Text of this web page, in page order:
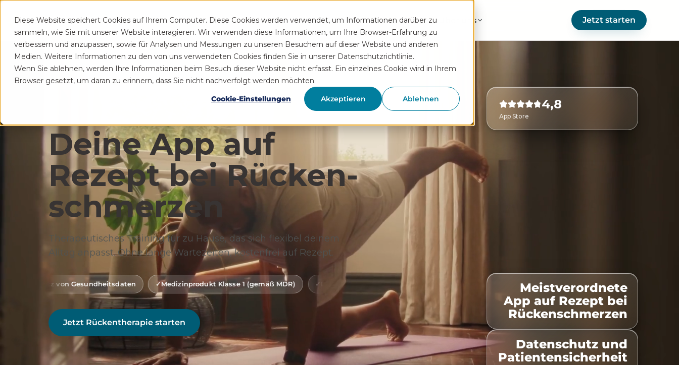
Diese Website speichert Cookies auf Ihrem Computer. Diese Cookies werden verwendet, um Informationen darüber zu
sammeln, wie Sie mit unserer Website interagieren. Wir verwenden diese Informationen, um Ihre Browser-Erfahrung zu
verbessern und anzupassen, sowie für Analysen und Messungen zu unseren Besuchern auf dieser Website und anderen
Medien. Weitere Informationen zu den von uns verwendeten Cookies finden Sie in unserer Datenschutzrichtlinie.
Wenn Sie ablehnen, werden Ihre Informationen beim Besuch dieser Website nicht erfasst. Ein einzelnes Cookie wird in Ihrem
Browser gesetzt, um daran zu erinnern, dass Sie nicht nachverfolgt werden möchten.
Cookie-Einstellungen
Akzeptieren Ablehnen
Patient Praxis Funktionen Rezeptservice Wissen Hilfe Über uns Jetzt starten
4,8
App Store
Meistverordnete
App auf Rezept bei
Rückenschmerzen
Datenschutz und
Patientensicherheit
Deine App auf
Rezept bei Rücken­
schmerzen
Therapeutisches Training für zu Hause, das sich flexibel deinem
Alltag anpasst. Ohne lange Wartezeiten, kostenfrei auf Rezept.
Gesundheitsdaten Medizinprodukt Klasse 1 (gemäß MDR) Digitale Gesundheitsanwendung (DiGA) 100% Kostenübernahme Zeitlich flexibel
Jetzt Rückentherapie starten